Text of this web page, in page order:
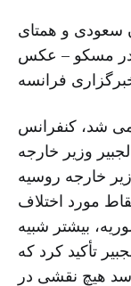
سعودی و همتای
مسکو – عکس
فرانسه
شد، کنفرانس
وزیر خارجه
خارجه روسیه
مورد اختلاف
بیشتر شبیه
تأکید کرد که
هیچ نقشی در